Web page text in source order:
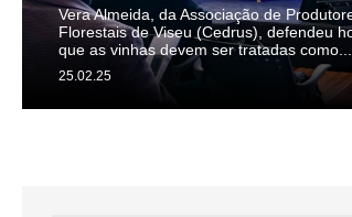
25.02.25
Vera Almeida, da Associação de
Florestais de Viseu (Cedrus), defendeu
que as vinhas devem ser tratadas como...